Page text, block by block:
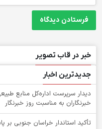
خبر در قاب تصویر
جدیدترین اخبار
دیدار سرپرست اداره‌کل منابع
خبرنگاران به مناسبت روز خبرنگار
تأکید استاندار خراسان جنوبی بر